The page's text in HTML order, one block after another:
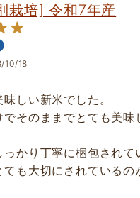
栽培] 令和7年産
10/18
しい新米でした。
でそのままでとても美味
かり丁寧に梱包されて
ても大切にされているの